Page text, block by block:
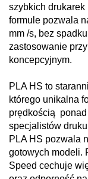
szybkich
formule pozwala
mm /s, bez
zastosowanie
koncepcyjnym.
PLA HS to
którego unikalna
prędkością ponad
specjalistów
PLA HS pozwala
gotowych modeli.
Speed cechuje